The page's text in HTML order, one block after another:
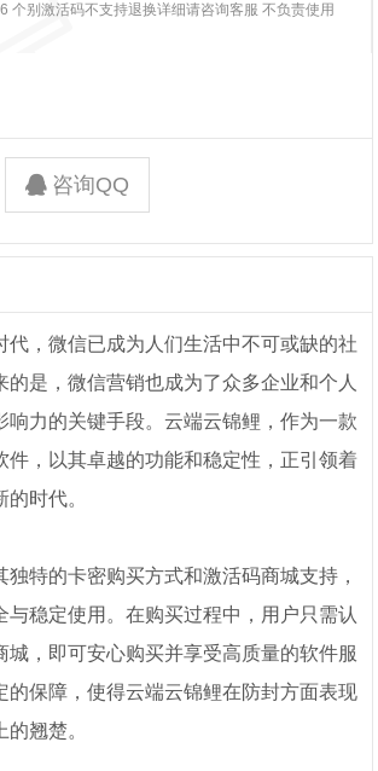
个别激活码不支持退换详细请咨询客服 不负责使用
咨询QQ
代，微信已成为人们生活中不可或缺的社
的是，微信营销也成为了众多企业和个人
响力的关键手段。云端云锦鲤，作为一款
件，以其卓越的功能和稳定性，正引领着
时代。
独特的卡密购买方式和激活码商城支持，
与稳定使用。在购买过程中，用户只需认
城，即可安心购买并享受高质量的软件服
的保障，使得云端云锦鲤在防封方面表现
翘楚。